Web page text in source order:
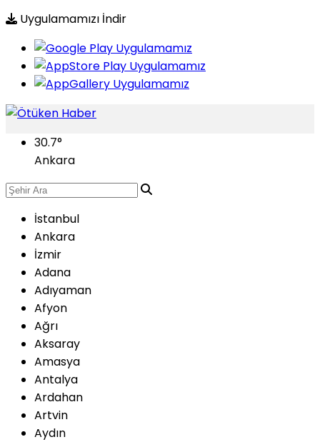
Uygulamamızı İndir
30.7°
Ankara
İstanbul
Ankara
İzmir
Adana
Adıyaman
Afyon
Ağrı
Aksaray
Amasya
Antalya
Ardahan
Artvin
Aydın